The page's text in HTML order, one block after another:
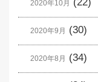
2020年10月
2020年9月 (30)
2020年8月 (34)